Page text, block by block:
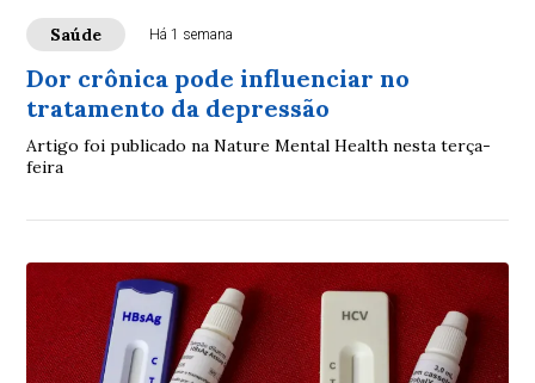
Saúde Há 1 semana
Dor crônica pode influenciar no
tratamento da depressão
Artigo foi publicado na Nature Mental Health nesta terça-
feira